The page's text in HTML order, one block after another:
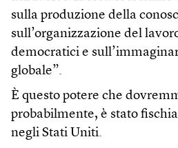
sulla produzione della
sull’organizzazione del
democratici e
globale”.
È questo potere che
probabilmente, è stato
negli Stati Uniti.